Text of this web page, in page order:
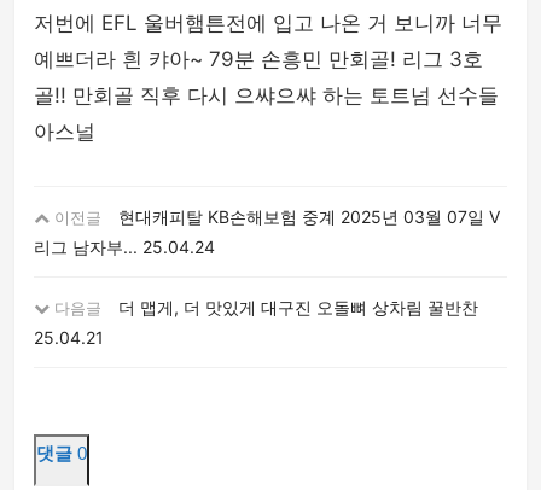
저번에 EFL 울버햄튼전에 입고 나온 거 보니까 너무
예쁘더라 흰 캬아~ 79분 손흥민 만회골! 리그 3호
골!! 만회골 직후 다시 으쌰으쌰 하는 토트넘 선수들
아스널
이전글
현대캐피탈 KB손해보험 중계 2025년 03월 07일 V
리그 남자부... 25.04.24
다음글
더 맵게, 더 맛있게 대구진 오돌뼈 상차림 꿀반찬
25.04.21
댓글 0